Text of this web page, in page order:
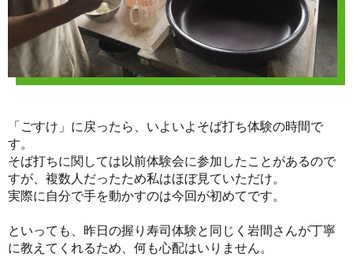
「ごすけ」に戻ったら、いよいよそば打ち体験の時間で
す。
そば打ちに関しては以前体験会に参加したことがあるので
すが、複数人だったため私はほぼ見ていただけ。
実際に自分で手を動かすのは今回が初めてです。
といっても、昨日の握り寿司体験と同じく岩間さんが丁寧
に教えてくれるため、何も心配はいりません。